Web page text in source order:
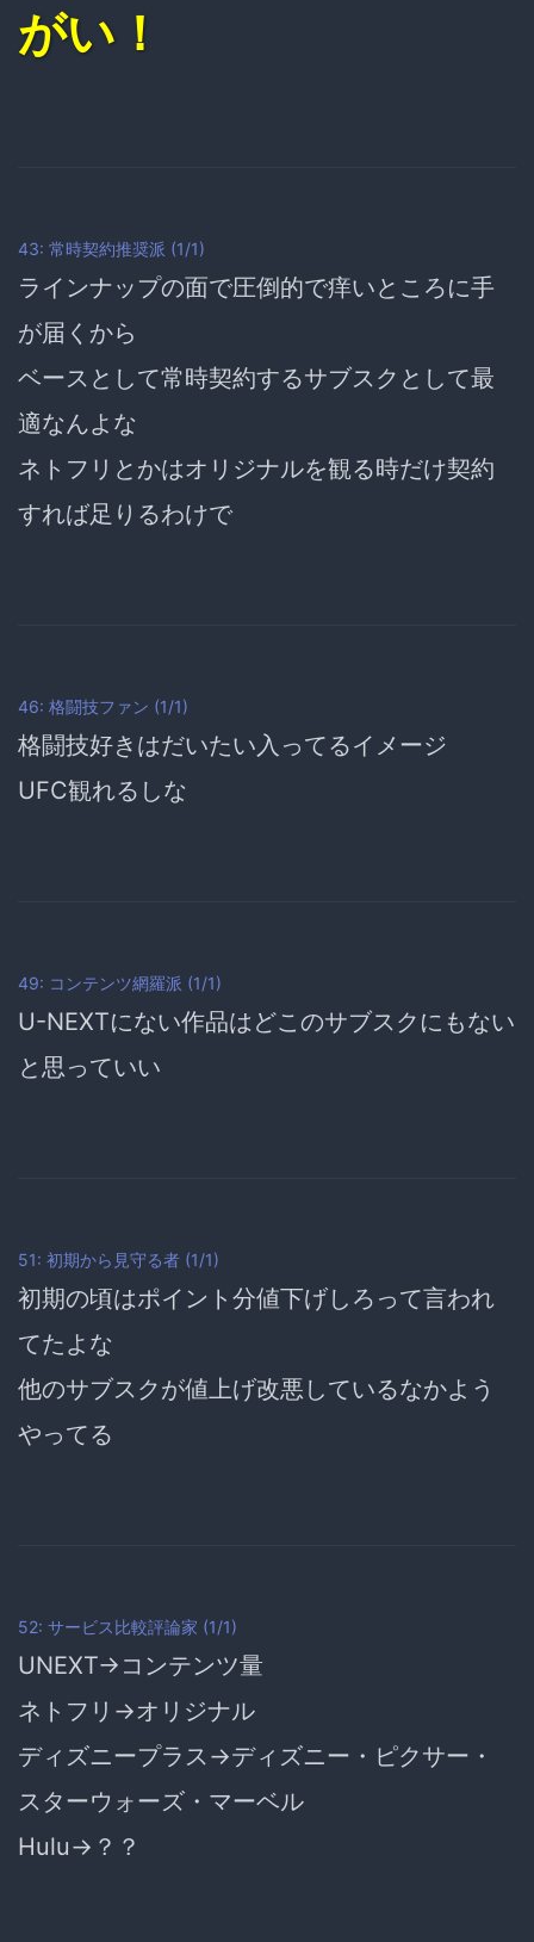
がい！
43: 常時契約推奨派 (1/1)
ラインナップの面で圧倒的で痒いところに手
が届くから
ベースとして常時契約するサブスクとして最
適なんよな
ネトフリとかはオリジナルを観る時だけ契約
すれば足りるわけで
46: 格闘技ファン (1/1)
格闘技好きはだいたい入ってるイメージ
UFC観れるしな
49: コンテンツ網羅派 (1/1)
U-NEXTにない作品はどこのサブスクにもない
と思っていい
51: 初期から見守る者 (1/1)
初期の頃はポイント分値下げしろって言われ
てたよな
他のサブスクが値上げ改悪しているなかよう
やってる
52: サービス比較評論家 (1/1)
UNEXT→コンテンツ量
ネトフリ→オリジナル
ディズニープラス→ディズニー・ピクサー・
スターウォーズ・マーベル
Hulu→？？